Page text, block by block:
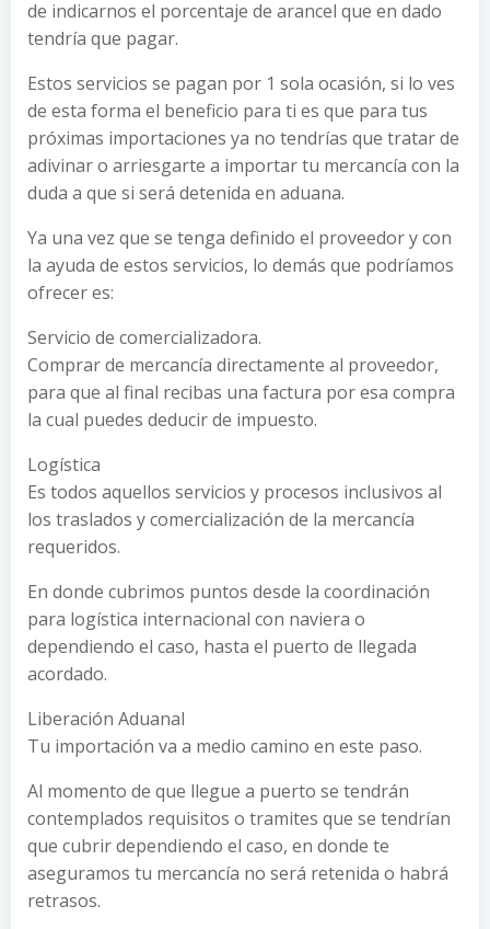
de indicarnos el porcentaje de arancel que en dado
tendría que pagar.
Estos servicios se pagan por 1 sola ocasión, si lo ves
de esta forma el beneficio para ti es que para tus
próximas importaciones ya no tendrías que tratar de
adivinar o arriesgarte a importar tu mercancía con la
duda a que si será detenida en aduana.
Ya una vez que se tenga definido el proveedor y con
la ayuda de estos servicios, lo demás que podríamos
ofrecer es:
Servicio de comercializadora.
Comprar de mercancía directamente al proveedor,
para que al final recibas una factura por esa compra
la cual puedes deducir de impuesto.
Logística
Es todos aquellos servicios y procesos inclusivos al
los traslados y comercialización de la mercancía
requeridos.
En donde cubrimos puntos desde la coordinación
para logística internacional con naviera o
dependiendo el caso, hasta el puerto de llegada
acordado.
Liberación Aduanal
Tu importación va a medio camino en este paso.
Al momento de que llegue a puerto se tendrán
contemplados requisitos o tramites que se tendrían
que cubrir dependiendo el caso, en donde te
aseguramos tu mercancía no será retenida o habrá
retrasos.